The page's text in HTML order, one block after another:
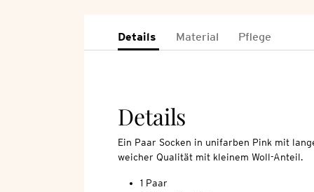
Details Material Pflege
Details
Ein Paar Socken in unifarben Pink mit
weicher Qualität mit kleinem Woll-Anteil.
1 Paar